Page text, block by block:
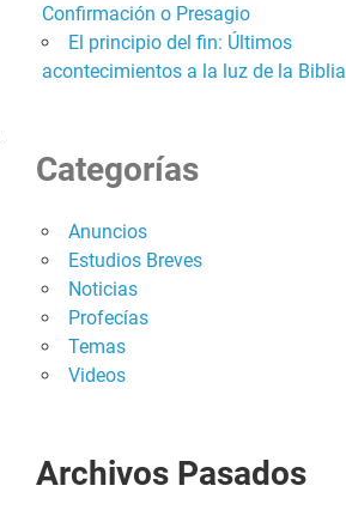
Confirmación o Presagio
El principio del fin: Últimos
acontecimientos a la luz de la Biblia
Categorías
Anuncios
Estudios Breves
Noticias
Profecías
Temas
Videos
Archivos Pasados